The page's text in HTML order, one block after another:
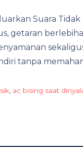
Suara
getaran
tanpa
, ac bising saat